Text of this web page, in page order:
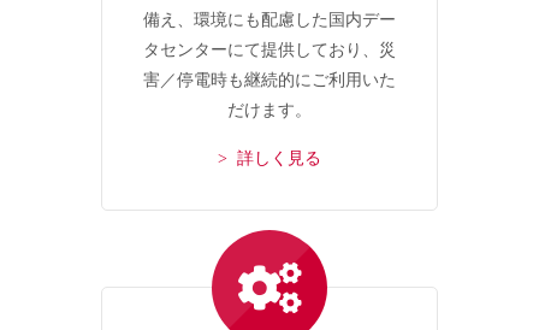
備え、環境にも配慮した国内デー
タセンターにて提供しており、災
害／停電時も継続的にご利用いた
だけます。
> 詳しく見る